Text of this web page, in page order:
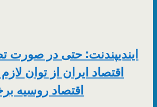
ایندیپندنت: حتی در صورت
اقتصاد ایران از توان
اقتصاد روسیه